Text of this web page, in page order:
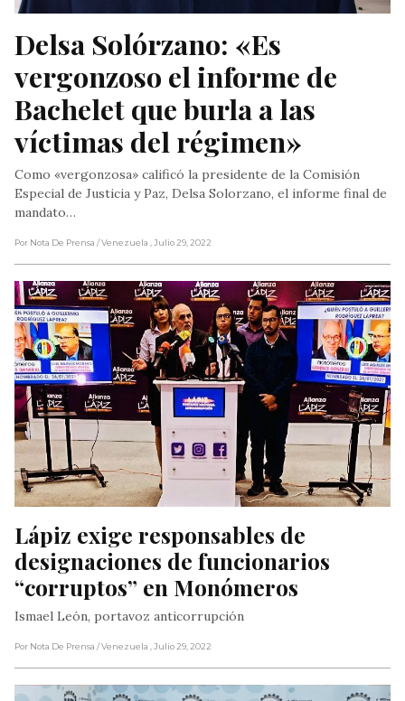
Delsa Solórzano: «Es
vergonzoso el informe de
Bachelet que burla a las
víctimas del régimen»
Como «vergonzosa» calificó la presidente de la Comisión
Especial de Justicia y Paz, Delsa Solorzano, el informe final de
mandato…
Por Nota De Prensa / Venezuela , Julio 29, 2022
Lápiz exige responsables de
designaciones de funcionarios
“corruptos” en Monómeros
Ismael León, portavoz anticorrupción
Por Nota De Prensa / Venezuela , Julio 29, 2022